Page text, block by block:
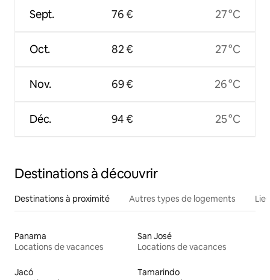
Sept.
Oct.
Nov.
Déc.
76 €
82 €
69 €
94 €
27 °C
27 °C
26 °C
25 °C
Destinations à découvrir
Destinations à proximité Autres types de logements
Panama
Locations de vacances
San José
Locations de vacances
Jacó
Tamarindo